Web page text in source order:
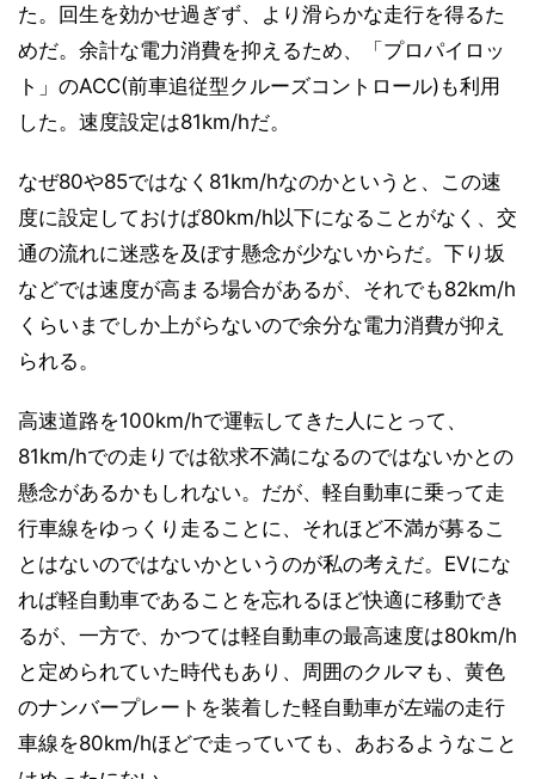
た。回生を効かせ過ぎず、より滑らかな走行を得るた
めだ。余計な電力消費を抑えるため、「プロパイロッ
ト」のACC(前車追従型クルーズコントロール)も利用
した。速度設定は81km/hだ。
なぜ80や85ではなく81km/hなのかというと、この速
度に設定しておけば80km/h以下になることがなく、交
通の流れに迷惑を及ぼす懸念が少ないからだ。下り坂
などでは速度が高まる場合があるが、それでも82km/h
くらいまでしか上がらないので余分な電力消費が抑え
られる。
高速道路を100km/hで運転してきた人にとって、
81km/hでの走りでは欲求不満になるのではないかとの
懸念があるかもしれない。だが、軽自動車に乗って走
行車線をゆっくり走ることに、それほど不満が募るこ
とはないのではないかというのが私の考えだ。EVにな
れば軽自動車であることを忘れるほど快適に移動でき
るが、一方で、かつては軽自動車の最高速度は80km/h
と定められていた時代もあり、周囲のクルマも、黄色
のナンバープレートを装着した軽自動車が左端の走行
車線を80km/hほどで走っていても、あおるようなこと